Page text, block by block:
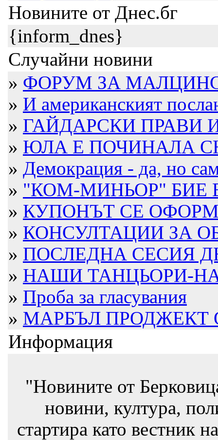
Новините от Днес.бг
{inform_dnes}
Случайни новини
» ФОРУМ ЗА
» И американският
» ГАЙДАРСКИ ПРАВИ
» ЮЛА Е ПОЧИНАЛА
» Демокрация - да, но
» "КОМ-МИНЬОР" БИЕ
» КУПОНЪТ СЕ
» КОНСУЛТАЦИИ ЗА
» ПОСЛЕДНА СЕСИЯ
» НАШИ ТАНЦЬОРИ-
» Проба за гласувания
» МАРБЪЛ ПРОДЖЕКТ
Информация
"Новините от
новини, култура,
стартира като вестник